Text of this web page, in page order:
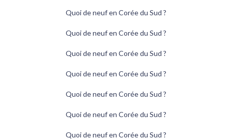
Quoi de neuf en Corée du Sud ?
Quoi de neuf en Corée du Sud ?
Quoi de neuf en Corée du Sud ?
Quoi de neuf en Corée du Sud ?
Quoi de neuf en Corée du Sud ?
Quoi de neuf en Corée du Sud ?
Quoi de neuf en Corée du Sud ?